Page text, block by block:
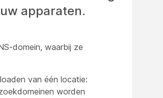
apparaten.
domein, waarbij ze
van één locatie:
worden